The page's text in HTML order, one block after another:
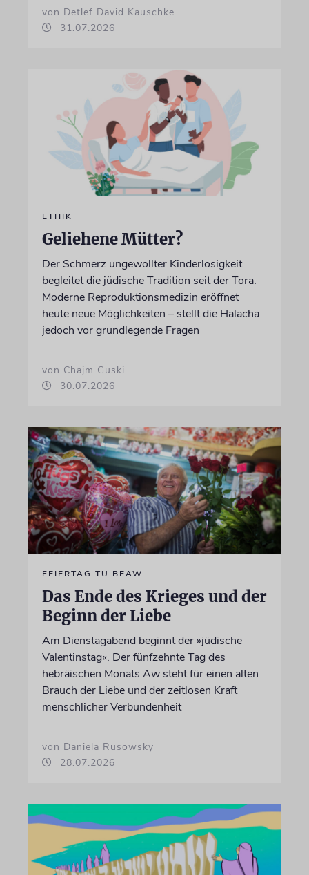
von Detlef David Kauschke
31.07.2026
ETHIK
Geliehene Mütter?
Der Schmerz ungewollter Kinderlosigkeit
begleitet die jüdische Tradition seit der Tora.
Moderne Reproduktionsmedizin eröffnet
heute neue Möglichkeiten – stellt die Halacha
jedoch vor grundlegende Fragen
von Chajm Guski
30.07.2026
FEIERTAG TU BEAW
Das Ende des Krieges und der
Beginn der Liebe
Am Dienstagabend beginnt der »jüdische
Valentinstag«. Der fünfzehnte Tag des
hebräischen Monats Aw steht für einen alten
Brauch der Liebe und der zeitlosen Kraft
menschlicher Verbundenheit
von Daniela Rusowsky
28.07.2026